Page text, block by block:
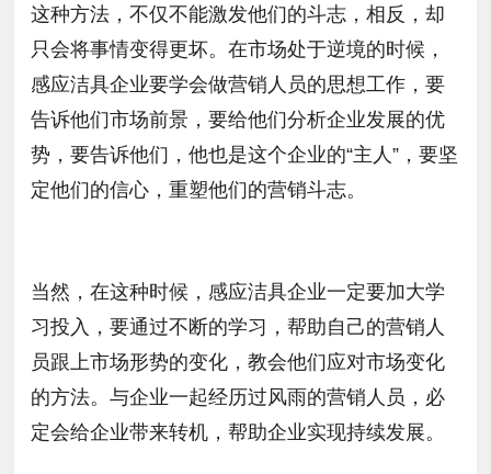
这种方法，不仅不能激发他们的斗志，相反，却
只会将事情变得更坏。在市场处于逆境的时候，
感应洁具企业要学会做营销人员的思想工作，要
告诉他们市场前景，要给他们分析企业发展的优
势，要告诉他们，他也是这个企业的“主人”，要坚
定他们的信心，重塑他们的营销斗志。
当然，在这种时候，感应洁具企业一定要加大学
习投入，要通过不断的学习，帮助自己的营销人
员跟上市场形势的变化，教会他们应对市场变化
的方法。与企业一起经历过风雨的营销人员，必
定会给企业带来转机，帮助企业实现持续发展。